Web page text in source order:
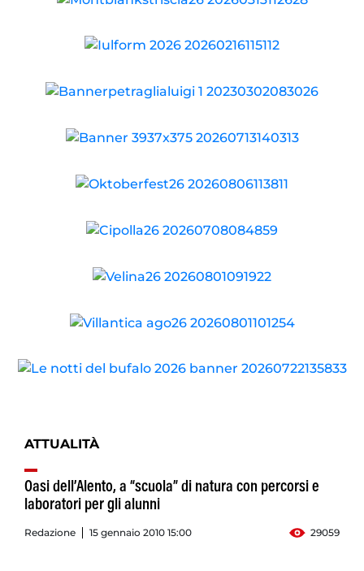
ATTUALITÀ
Oasi dell’Alento, a “scuola” di natura con percorsi e
laboratori per gli alunni
Redazione 15 gennaio 2010 15:00 29059